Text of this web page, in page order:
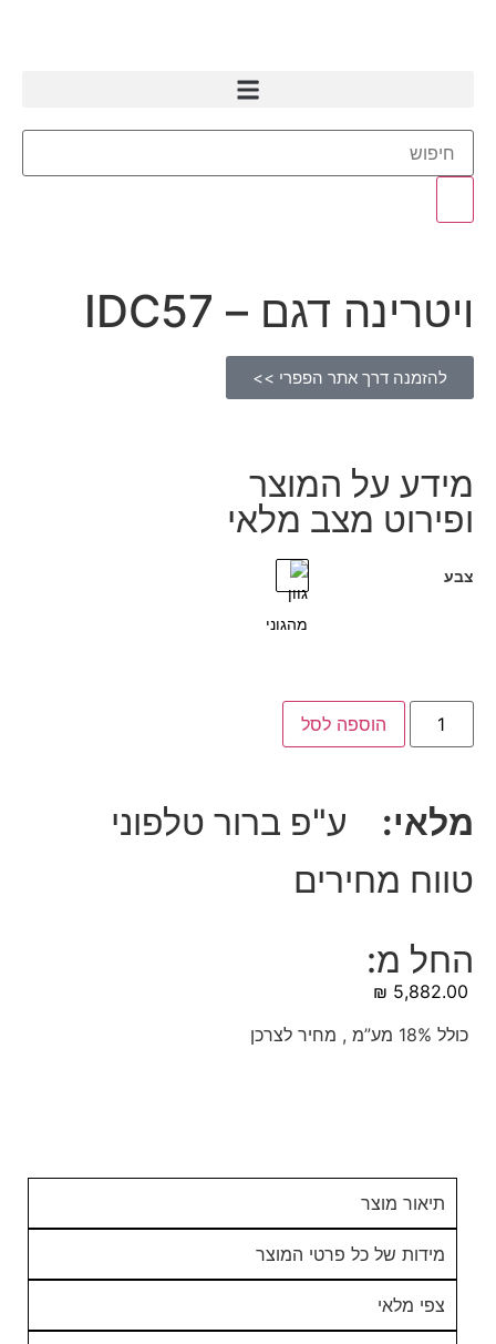
ויטרינה דגם – IDC57
להזמנה דרך אתר הפפרי >>
מידע על המוצר
ופירוט מצב מלאי
צבע
הוספה לסל
מלאי:
ע"פ ברור טלפוני
טווח מחירים
החל מ:
5,882.00
כולל 18% מע”מ , מחיר לצרכן
תיאור מוצר
מידות של כל פרטי המוצר
צפי מלאי